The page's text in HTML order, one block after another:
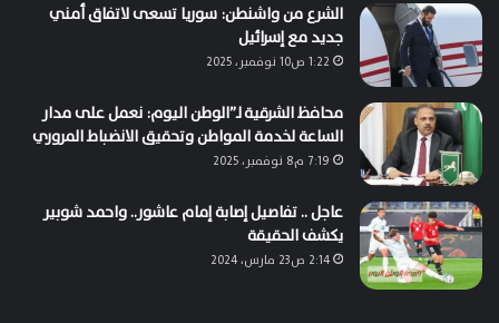
الشرع من واشنطن: سوريا تسعى لاتفاق أمني
جديد مع إسرائيل
1:22 ص10 نوفمبر، 2025
محافظ الشرقية لـ”الوطن اليوم: نعمل على مدار
الساعة لخدمة المواطن وتحقيق الانضباط المروري
7:19 م8 نوفمبر، 2025
عاجل .. تفاصيل إصابة إمام عاشور.. واحمد شوبير
يكشف الحقيقة
2:14 ص23 مارس، 2024